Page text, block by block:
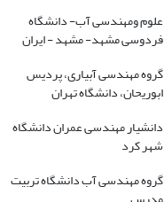
علوم ومهندسی آب- دانشگاه
فردوسی مشهد- مشهد - ایران
گروه مهندسی آبیاری، پردیس
ابوریحان، دانشگاه تهران
دانشیار مهندسی عمران دانشگاه
شهر کرد
گروه مهندسی آب دانشگاه تربیت